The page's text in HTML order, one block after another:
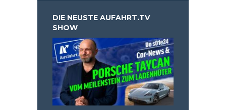
DIE NEUSTE AUFAHRT.TV
SHOW